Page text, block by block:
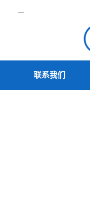
联系我们